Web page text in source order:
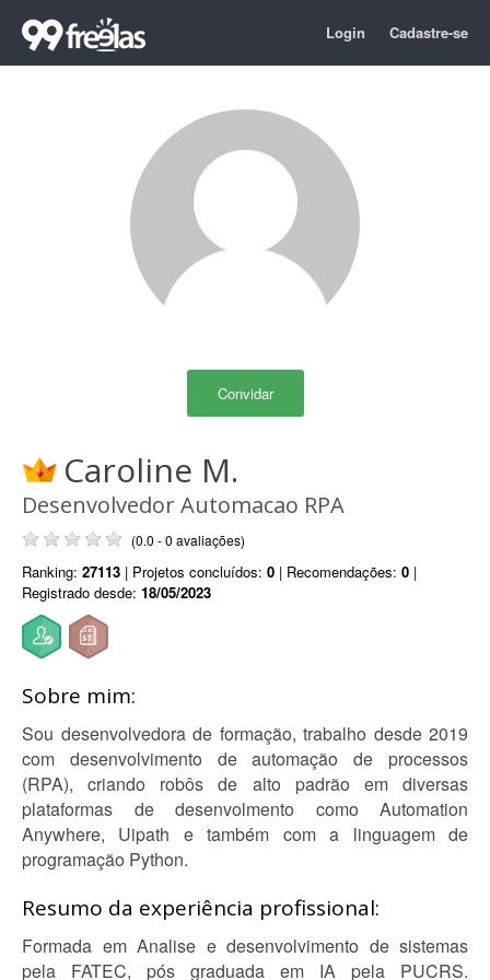
Login Cadastre-se
Convidar
Caroline M.
Desenvolvedor Automacao RPA
(0.0 - 0 avaliações)
Ranking: 27113 | Projetos concluídos: 0 | Recomendações: 0 |
Registrado desde: 18/05/2023
Sobre mim:
Sou desenvolvedora de formação, trabalho desde 2019
com desenvolvimento de automação de processos
(RPA), criando robôs de alto padrão em diversas
plataformas de desenvolmento como Automation
Anywhere, Uipath e também com a linguagem de
programação Python.
Resumo da experiência profissional:
Formada em Analise e desenvolvimento de sistemas
pela FATEC, pós graduada em IA pela PUCRS.